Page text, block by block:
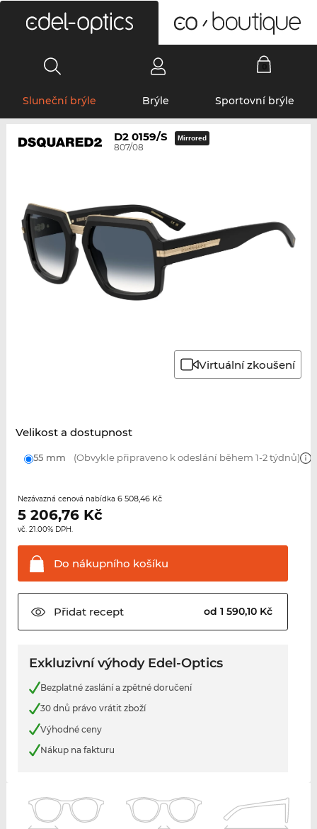
Sluneční brýle Brýle Sportovní brýle
D2 0159/S
807/08
Mirrored
Virtuální zkoušení
Velikost a dostupnost
55 mm (Obvykle připraveno k odeslání během 1-2 týdnů)
Nezávazná cenová nabídka 6 508,46 Kč
5 206,76Kč
vč. 21.00% DPH.
Do nákupního košíku
Přidatrecept od 1 590,10 Kč
Exkluzivní výhody Edel-Optics
Bezplatné zaslání a zpětné doručení
30 dnů právo vrátit zboží
Výhodné ceny
Nákup na fakturu